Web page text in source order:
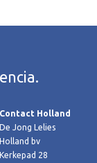
Contact Holland
De Jong Lelies
Holland bv
Kerkepad 28